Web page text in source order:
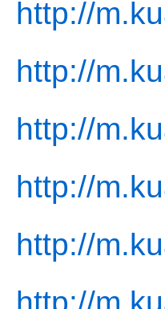
http://
http://
http://
http://
http://
http://